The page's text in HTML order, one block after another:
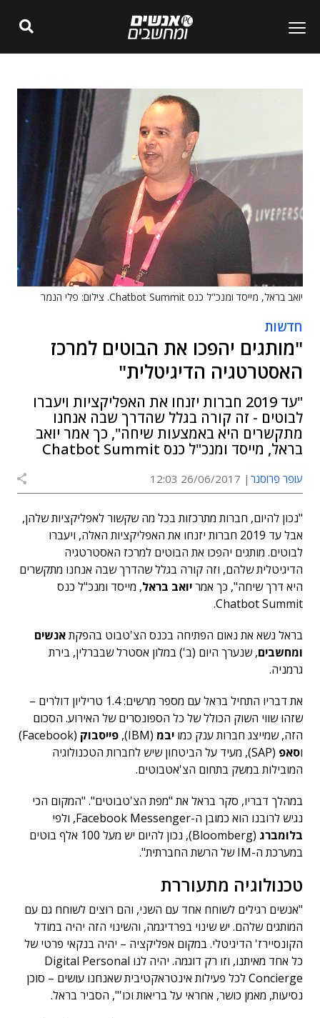
יואב בראל, מייסד ומנכ"ל כנס Chatbot Summit. צילום: פלי הנמר
חדשות
"מותגים יהפכו את הבוטים למרכז
האסטרטגיה הדיגיטלית"
"עד 2019 חברות יזנחו את האפליקציות ויעברו
לבוטים - זה קורה בגלל שהדרך שבה אנחנו
מתקשרים היא באמצעות שיחה", כך אמר יואב
בראל, מייסד ומנכ"ל כנס Chatbot Summit
עופר פרוסנר 26/06/2017 12:03
"נכון להיום, חברות מתרכזות בכל מה שקשור לאפליקציות שלהן,
אבל עד 2019 חברות יזנחו את האפליקציות האלה, ויעברו
לבוטים. מותגים יהפכו את הבוטים למרכז האסטרטגיה
הדיגיטלית שלהם, וזה קורה בגלל שהדרך שבה אנחנו מתקשרים
היא דרך שיחה", כך אמריואב בראל, מייסד ומנכ"ל כנס
Chatbot Summit.
בראל נשא את נאום הפתיחה בכנס הצ'טבוט בהפקתאנשים
ומחשבים, שנערך היום (ב') במלון אסטרל שבברלין, בירת
גרמניה.
את דבריו התחיל בראל עם מספר מרשים: 1.4 טריליון דולרים –
שזהו שווי השוק הכולל של כל הספונסרים של האירוע. הסכום
הזה, שמייצג חברות ענק כמו יבמ (IBM), פייסבוק
(Facebook)
וסאפ
(SAP), מעיד על הביטחון שיש לחברות הטכנולוגיה
המובילות במשק בתחום הצ'אטבוטים.
במהלך דבריו, סקר בראל את "מפת הצ'טבוטים". "המקום הכי
נגיש לרובנו הוא כמובן ה-Facebook Messenger, ולפי
בלומברג
(Bloomberg), נכון להיום יש מעל 100 אלף בוטים
במערכת ה-IM של הרשת החברתית".
טכנולוגיה מתעוררת
"אנשים רגילים לשוחח אחד עם השני, והם רוצים לשוחח גם עם
המותגים שלהם. יש שינוי בפרדיגמה, והשינוי הזה יהיה במודל
הקונסיירז' הדיגיטלי. במקום אפליקציה – יהיה בנקאי פרטי של
כל אחד מאיתנו, וזו רק דוגמה. יהיה לנו Digital Personal
Concierge לכל פעילות אינטראקטיבית שאנחנו עושים – סוכן
נסיעות, מאמן כושר, אחראי על בריאות וכו'", הסביר בראל.